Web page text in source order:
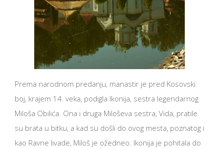
Prema narodnom predanju, manastir je pred Kosovski
boj, krajem 14. veka, podigla Ikonija, sestra legendarnog
Miloša Obilića. Ona i druga Miloševa sestra, Vida, pratile
su brata u bitku, a kad su došli do ovog mesta, poznatog i
kao Ravne livade, Miloš je ožedneo. Ikonija je pohitala do